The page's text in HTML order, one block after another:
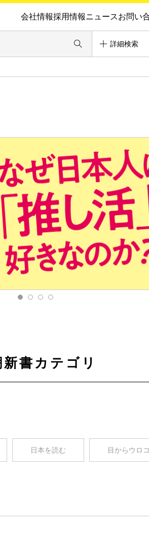
会社情報採用情報ニュースお問い
詳細検索
新書カテゴリ
日本を読む 目からウロコ